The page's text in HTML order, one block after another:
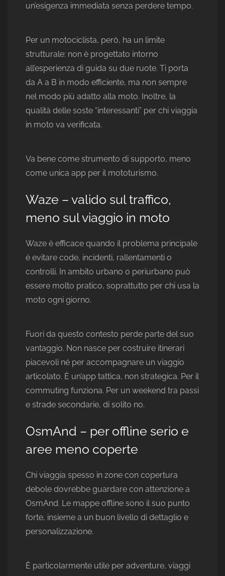
un’esigenza immediata senza perdere tempo.
Per un motociclista, però, ha un limite
strutturale: non è progettato intorno
all’esperienza di guida su due ruote. Ti porta
da A a B in modo efficiente, ma non sempre
nel modo più adatto alla moto. Inoltre, la
qualità delle soste “interessanti” per chi viaggia
in moto va verificata.
Va bene come strumento di supporto, meno
come unica app per il mototurismo.
Waze – valido sul traffico,
meno sul viaggio in moto
Waze è efficace quando il problema principale
è evitare code, incidenti, rallentamenti o
controlli. In ambito urbano o periurbano può
essere molto pratico, soprattutto per chi usa la
moto ogni giorno.
Fuori da questo contesto perde parte del suo
vantaggio. Non nasce per costruire itinerari
piacevoli né per accompagnare un viaggio
articolato. È un’app tattica, non strategica. Per il
commuting funziona. Per un weekend tra passi
e strade secondarie, di solito no.
OsmAnd – per offline serio e
aree meno coperte
Chi viaggia spesso in zone con copertura
debole dovrebbe guardare con attenzione a
OsmAnd. Le mappe offline sono il suo punto
forte, insieme a un buon livello di dettaglio e
personalizzazione.
È particolarmente utile per adventure, viaggi